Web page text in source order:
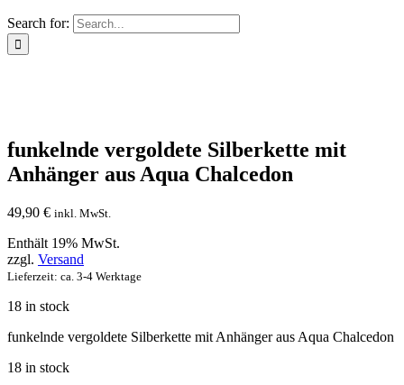
Search for:
funkelnde vergoldete Silberkette mit
Anhänger aus Aqua Chalcedon
49,90 € inkl. MwSt.
Enthält 19% MwSt.
zzgl. Versand
Lieferzeit: ca. 3-4 Werktage
18 in stock
funkelnde vergoldete Silberkette mit Anhänger aus Aqua Chalcedon
18 in stock